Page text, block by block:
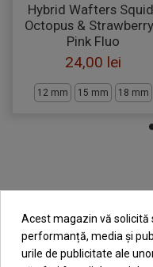
Hybrid Wafters
Octopus &
Pink Fluo
24,00 lei
12 mm 15 mm 18 mm
Acest magazin vă
performanță, media și
urile de publicitate ale